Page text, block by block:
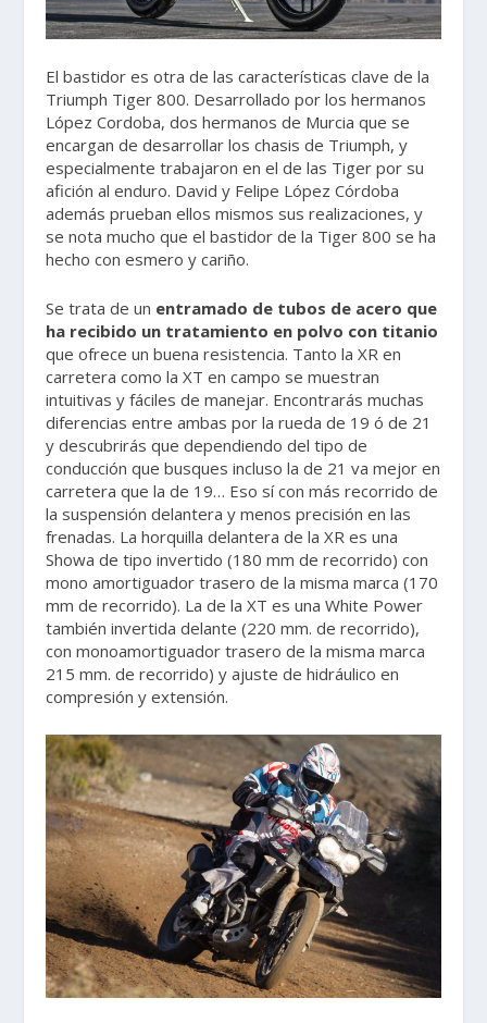
El bastidor es otra de las características clave de la
Triumph Tiger 800. Desarrollado por los hermanos
López Cordoba, dos hermanos de Murcia que se
encargan de desarrollar los chasis de Triumph, y
especialmente trabajaron en el de las Tiger por su
afición al enduro. David y Felipe López Córdoba
además prueban ellos mismos sus realizaciones, y
se nota mucho que el bastidor de la Tiger 800 se ha
hecho con esmero y cariño.
Se trata de un entramado de tubos de acero que
ha recibido un tratamiento en polvo con titanio
que ofrece un buena resistencia. Tanto la XR en
carretera como la XT en campo se muestran
intuitivas y fáciles de manejar. Encontrarás muchas
diferencias entre ambas por la rueda de 19 ó de 21
y descubrirás que dependiendo del tipo de
conducción que busques incluso la de 21 va mejor en
carretera que la de 19… Eso sí con más recorrido de
la suspensión delantera y menos precisión en las
frenadas. La horquilla delantera de la XR es una
Showa de tipo invertido (180 mm de recorrido) con
mono amortiguador trasero de la misma marca (170
mm de recorrido). La de la XT es una White Power
también invertida delante (220 mm. de recorrido),
con monoamortiguador trasero de la misma marca
215 mm. de recorrido) y ajuste de hidráulico en
compresión y extensión.